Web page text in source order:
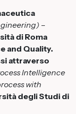
–
di Roma
and Quality.
attraverso
Intelligence
with
degli Studi di